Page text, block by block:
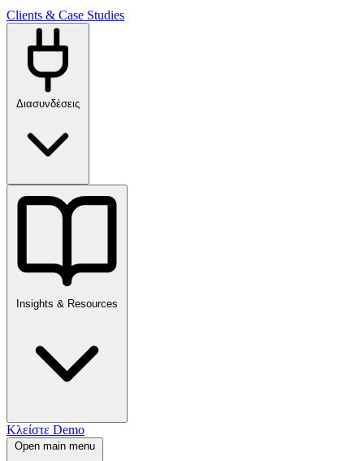
Clients & Case Studies
Διασυνδέσεις
Insights & Resources
Κλείστε Demo
Open main menu